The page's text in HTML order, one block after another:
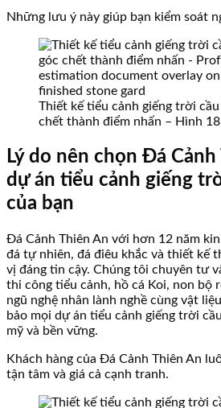
Những lưu ý này giúp bạn kiểm soát
Thiết kế tiểu cảnh giếng trời
chết thành điểm nhấn – Hình 18
Lý do nên chọn Đá
dự án tiểu cảnh giếng
của bạn
Đá Cảnh Thiên An với hơn 12 năm
đá tự nhiên, đá điêu khắc và thiết kế
vị đáng tin cậy. Chúng tôi chuyên tư
thi công tiểu cảnh, hồ cá Koi, non bộ
ngũ nghệ nhân lành nghề cùng vật
bảo mọi dự án tiểu cảnh giếng trời
mỹ và bền vững.
Khách hàng của Đá Cảnh Thiên An
tận tâm và giá cả cạnh tranh.